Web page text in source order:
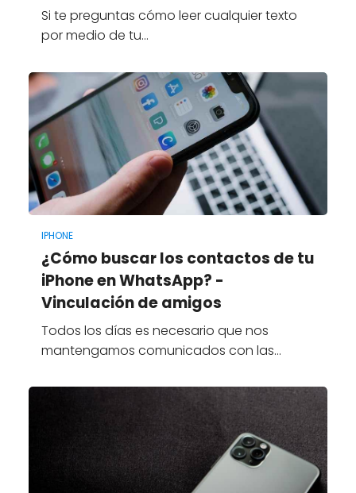
Si te preguntas cómo leer cualquier texto
por medio de tu…
IPHONE
¿Cómo buscar los contactos de tu
iPhone en WhatsApp? -
Vinculación de amigos
Todos los días es necesario que nos
mantengamos comunicados con las…